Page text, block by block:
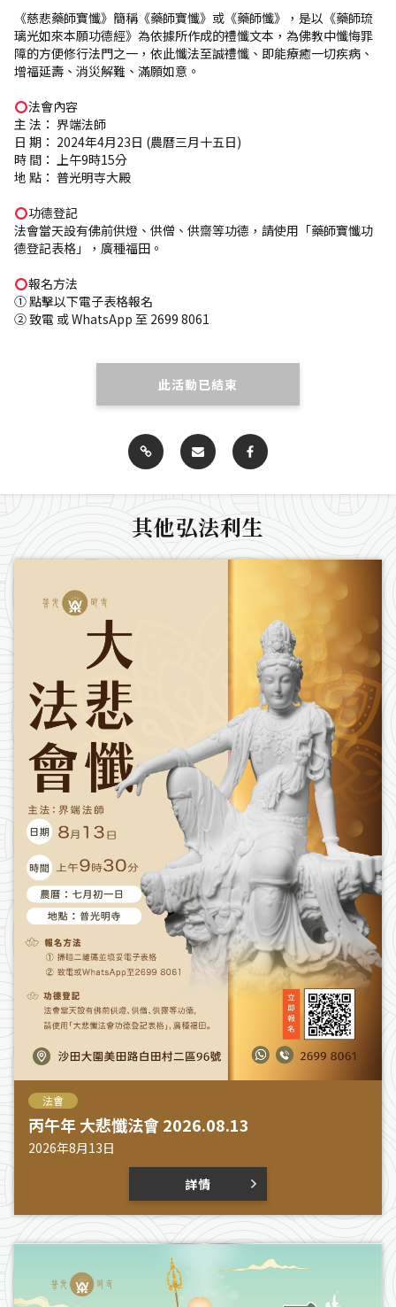
《慈悲藥師寶懺》簡稱《藥師寶懺》或《藥師懺》，是以《藥師琉
璃光如來本願功德經》為依據所作成的禮懺文本，為佛教中懺悔罪
障的方便修行法門之一，依此懺法至誠禮懺、即能療癒一切疾病、
增福延壽、消災解難、滿願如意。
法會內容
主 法： 界端法師
日 期： 2024年4月23日 (農曆三月十五日)
時 間： 上午9時15分
地 點： 普光明寺大殿
功德登記
法會當天設有佛前供燈、供僧、供齋等功德，請使用「藥師寶懺功
德登記表格」，廣種福田。
報名方法
① 點擊以下電子表格報名
② 致電 或 WhatsApp 至 2699 8061
此活動已結束
其他弘法利生
法會
丙午年 大悲懺法會 2026.08.13
2026年8月13日
詳情